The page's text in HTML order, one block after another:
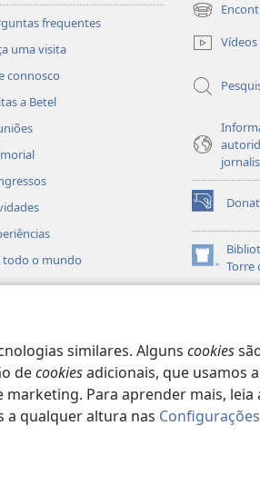
similares. Alguns cookies
decookiesadicionais, que usamos
Para aprender mais, leia
a qualquer altura nas
frequentes
uma visita
connosco
a Betel
todo o mundo
(abre
uma
nova
Vídeos
(abre
uma
nova
janela)Torre
(abre
uma
DE UTILIZAÇÃO|POLÍTICA DE